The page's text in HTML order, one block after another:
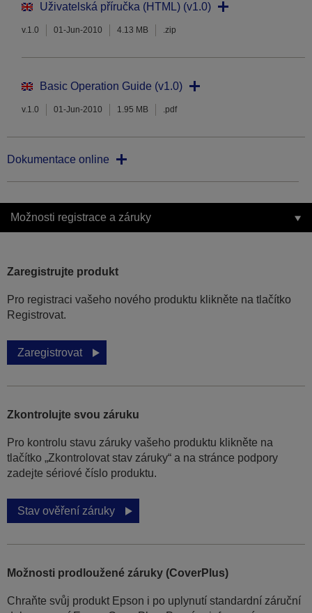
Uživatelská příručka (HTML) (v1.0)
v.1.0 01-Jun-2010 4.13 MB .zip
Basic Operation Guide (v1.0)
v.1.0 01-Jun-2010 1.95 MB .pdf
Dokumentace online
Možnosti registrace a záruky
Zaregistrujte produkt
Pro registraci vašeho nového produktu klikněte na tlačítko
Registrovat.
Zaregistrovat
Zkontrolujte svou záruku
Pro kontrolu stavu záruky vašeho produktu klikněte na
tlačítko „Zkontrolovat stav záruky“ a na stránce podpory
zadejte sériové číslo produktu.
Stav ověření záruky
Možnosti prodloužené záruky (CoverPlus)
Chraňte svůj produkt Epson i po uplynutí standardní záruční